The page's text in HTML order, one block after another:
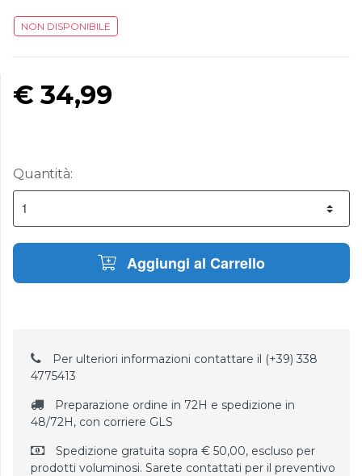
NON DISPONIBILE
€34,99
Quantità:
Aggiungi al Carrello
Per ulteriori informazioni contattare il (+39) 338
4775413
Preparazione ordine in 72H e spedizione in
48/72H, con corriere GLS
Spedizione gratuita sopra € 50,00, escluso per
prodotti voluminosi. Sarete contattati per il preventivo